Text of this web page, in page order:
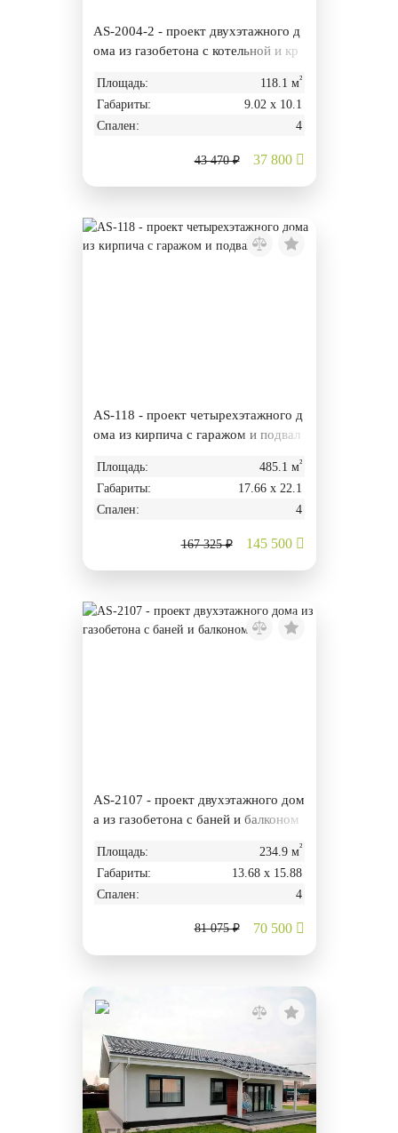
AS-2004-2 - проект двухэтажного д
ома из газобетона с котельной и кр
Площадь: 118.1 м²
Габариты:
9.02 х 10.1
Спален:
4
43 470 ₽ 37 800
AS-118 - проект четырехэтажного д
ома из кирпича с гаражом и подвал
Площадь: 485.1 м²
Габариты:
17.66 х 22.1
Спален:
4
167 325 ₽ 145 500
AS-2107 - проект двухэтажного дом
а из газобетона с баней и балконом
Площадь: 234.9 м²
Габариты:
13.68 х 15.88
Спален:
4
81 075 ₽ 70 500